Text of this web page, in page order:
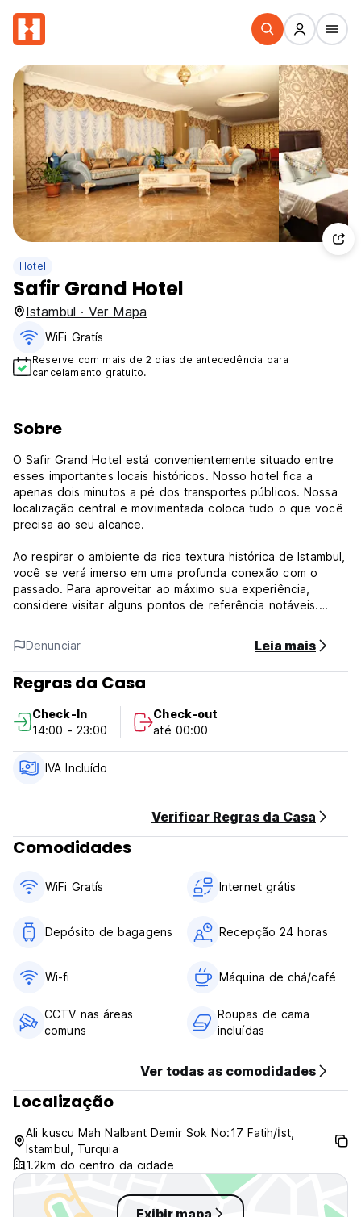
Hotel
Safir Grand Hotel
Istambul · Ver Mapa
WiFi Gratís
Reserve com mais de 2 dias de antecedência para
cancelamento gratuito.
Sobre
O Safir Grand Hotel está convenientemente situado entre
esses importantes locais históricos. Nosso hotel fica a
apenas dois minutos a pé dos transportes públicos. Nossa
localização central e movimentada coloca tudo o que você
precisa ao seu alcance.
Ao respirar o ambiente da rica textura histórica de Istambul,
você se verá imerso em uma profunda conexão com o
passado. Para aproveitar ao máximo sua experiência,
considere visitar alguns pontos de referência notáveis.
Sultanahmet, o movimentado bairro de Eminonu e a animada
área de Taksim, repleta de uma variedade de bares e
locais, grandes e pequenos.
Política de cancelamento: 1 dia antes da chegada. Em caso
de cancelamento tardio ou No Show, será cobrada a
primeira noite da sua estadia.
Check-out antes das 12:00 .
Pagamento na chegada em dinheiro, cartões de crédito e
Esta propriedade poderá pré-autorizar o seu cartão antes
da chegada.
Impostos incluídos
Café da manhã não incluído.
Em geral:
Sem toque de recolher. (Auto-translated from original
language)
Denunciar Leia mais
Regras da Casa
Check-In
14:00 - 23:00
Check-out
até 00:00
IVA Incluído
Verificar Regras da Casa
Comodidades
WiFi Gratís Internet grátis
Depósito de bagagens Recepção 24 horas
Wi-fi Máquina de chá/café
CCTV nas áreas
comuns
Roupas de cama
incluídas
Ver todas as comodidades
Localização
Ali kuscu Mah Nalbant Demir Sok No:17 Fatih/İst,
Istambul, Turquia
1.2km do centro da cidade
Exibir mapa